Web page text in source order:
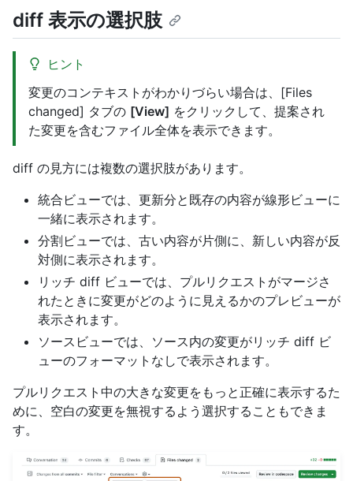
diff 表示の選択肢
ヒント
変更のコンテキストがわかりづらい場合は、[Files
changed] タブの [View] をクリックして、提案され
た変更を含むファイル全体を表示できます。
diff の見方には複数の選択肢があります。
統合ビューでは、更新分と既存の内容が線形ビューに
一緒に表示されます。
分割ビューでは、古い内容が片側に、新しい内容が反
対側に表示されます。
リッチ diff ビューでは、プルリクエストがマージさ
れたときに変更がどのように見えるかのプレビューが
表示されます。
ソースビューでは、ソース内の変更がリッチ diff ビ
ューのフォーマットなしで表示されます。
プルリクエスト中の大きな変更をもっと正確に表示するた
めに、空白の変更を無視するよう選択することもできま
す。